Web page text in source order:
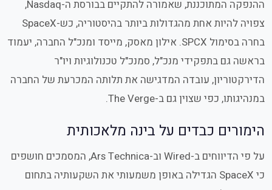
ההנפקה המתוכננת, שאמורה להתקיים בבורסת ה-Nasdaq,
צפויה להיות אחת מהגדולות ביותר בהיסטוריה, כש-SpaceX
בחרה בסימול SPCX. אילון מאסק, מייסד ומנכ"ל החברה, יעמוד
בראשה גם בתפקידי מנכ"ל, סמנכ"ל טכנולוגיות ויו"ר
הדירקטוריון, עובדה המדגישה את תלותה המכרעת של החברה
במנהיגותו, כפי שצוין גם ב-The Verge.
הימורים כבדים על בינה מלאכותית
על פי הדיווחים ב-Wired וב-Ars Technica, המסמכים חושפים
כי SpaceX הגדילה באופן משמעותי את השקעותיה בתחום